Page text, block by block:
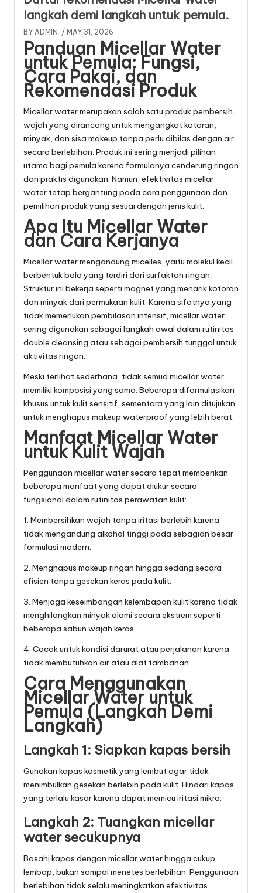
langkah demi langkah untuk pemula.
BY ADMIN / MAY 31, 2026
Panduan Micellar Water
untuk Pemula: Fungsi,
Cara Pakai, dan
Rekomendasi Produk
Micellar water merupakan salah satu produk pembersih
wajah yang dirancang untuk mengangkat kotoran,
minyak, dan sisa makeup tanpa perlu dibilas dengan air
secara berlebihan. Produk ini sering menjadi pilihan
utama bagi pemula karena formulanya cenderung ringan
dan praktis digunakan. Namun, efektivitas micellar
water tetap bergantung pada cara penggunaan dan
pemilihan produk yang sesuai dengan jenis kulit.
Apa Itu Micellar Water
dan Cara Kerjanya
Micellar water mengandung micelles, yaitu molekul kecil
berbentuk bola yang terdiri dari surfaktan ringan.
Struktur ini bekerja seperti magnet yang menarik kotoran
dan minyak dari permukaan kulit. Karena sifatnya yang
tidak memerlukan pembilasan intensif, micellar water
sering digunakan sebagai langkah awal dalam rutinitas
double cleansing atau sebagai pembersih tunggal untuk
aktivitas ringan.
Meski terlihat sederhana, tidak semua micellar water
memiliki komposisi yang sama. Beberapa diformulasikan
khusus untuk kulit sensitif, sementara yang lain ditujukan
untuk menghapus makeup waterproof yang lebih berat.
Manfaat Micellar Water
untuk Kulit Wajah
Penggunaan micellar water secara tepat memberikan
beberapa manfaat yang dapat diukur secara
fungsional dalam rutinitas perawatan kulit:
1. Membersihkan wajah tanpa iritasi berlebih karena
tidak mengandung alkohol tinggi pada sebagian besar
formulasi modern.
2. Menghapus makeup ringan hingga sedang secara
efisien tanpa gesekan keras pada kulit.
3. Menjaga keseimbangan kelembapan kulit karena tidak
menghilangkan minyak alami secara ekstrem seperti
beberapa sabun wajah keras.
4. Cocok untuk kondisi darurat atau perjalanan karena
tidak membutuhkan air atau alat tambahan.
Cara Menggunakan
Micellar Water untuk
Pemula (Langkah Demi
Langkah)
Langkah 1: Siapkan kapas bersih
Gunakan kapas kosmetik yang lembut agar tidak
menimbulkan gesekan berlebih pada kulit. Hindari kapas
yang terlalu kasar karena dapat memicu iritasi mikro.
Langkah 2: Tuangkan micellar
water secukupnya
Basahi kapas dengan micellar water hingga cukup
lembap, bukan sampai menetes berlebihan. Penggunaan
berlebihan tidak selalu meningkatkan efektivitas